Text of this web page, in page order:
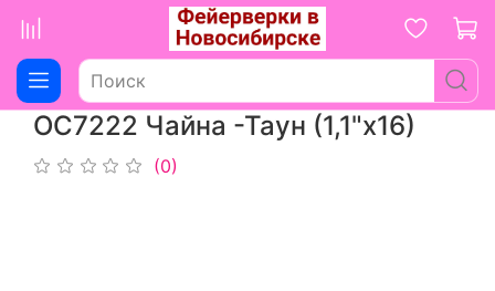
ОС7222 Чайна -Таун (1,1"х16)
(0)